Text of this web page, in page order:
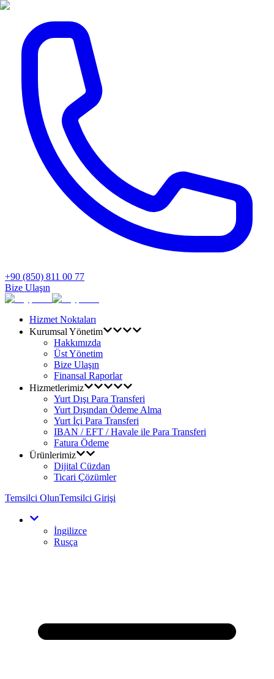
+90 (850) 811 00 77
Bize Ulaşın
Hizmet Noktaları
Kurumsal Yönetim
Hakkımızda
Üst Yönetim
Bize Ulaşın
Finansal Raporlar
Hizmetlerimiz
Yurt Dışı Para Transferi
Yurt Dışından Ödeme Alma
Yurt İçi Para Transferi
IBAN / EFT / Havale ile Para Transferi
Fatura Ödeme
Ürünlerimiz
Dijital Cüzdan
Ticari Çözümler
Temsilci OlunTemsilci Girişi
İngilizce
Rusça